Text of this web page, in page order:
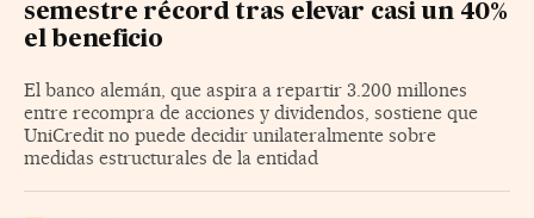
semestre récord tras elevar casi un 40%
el beneficio
El banco alemán, que aspira a repartir 3.200 millones
entre recompra de acciones y dividendos, sostiene que
UniCredit no puede decidir unilateralmente sobre
medidas estructurales de la entidad